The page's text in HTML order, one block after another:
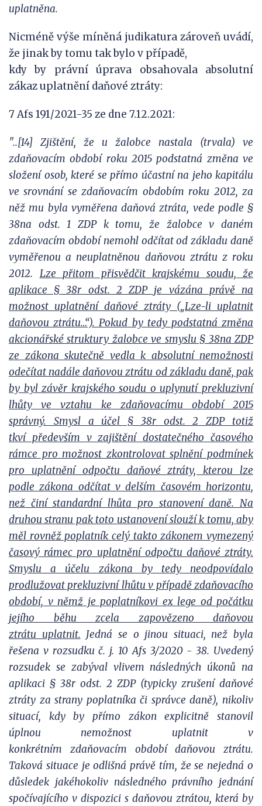
uplatněna.
Nicméně výše míněná judikatura zároveň uvádí,
že jinak by tomu tak bylo v případě,
kdy by právní úprava obsahovala absolutní
zákaz uplatnění daňové ztráty:
7 Afs 191/2021-35 ze dne 7.12.2021:
"..[14] Zjištění, že u žalobce nastala (trvala) ve
zdaňovacím období roku 2015podstatná změna ve
složení osob, které se přímo účastní na jeho kapitálu
ve srovnání se zdaňovacím obdobím roku 2012, za
něž mu byla vyměřena daňová ztráta, vede podle §
38na odst. 1 ZDP k tomu, že žalobce v daném
zdaňovacím období nemohl odčítat od základu daně
vyměřenou a neuplatněnou daňovou ztrátu z roku
2012. Lze přitom přisvědčit krajskému soudu, že
aplikace § 38r odst. 2 ZDP je vázána právě na
možnost uplatnění daňové ztráty („Lze-li uplatnit
daňovou ztrátu…“). Pokud by tedy podstatná změna
akcionářské struktury žalobce ve smyslu § 38na ZDP
ze zákona skutečně vedla k absolutní nemožnosti
odečítat nadále daňovou ztrátu od základu daně, pak
by byl závěr krajského soudu o uplynutí prekluzivní
lhůty ve vztahu ke zdaňovacímu období 2015
správný. Smysl a účel § 38r odst. 2 ZDP totiž
tkví především v zajištění dostatečného časového
rámce pro možnost zkontrolovat splnění podmínek
pro uplatnění odpočtu daňové ztráty, kterou lze
podle zákona odčítat v delším časovém horizontu,
než činí standardní lhůta pro stanovení daně. Na
druhou stranu pak toto ustanovení slouží k tomu, aby
měl rovněž poplatník celý takto zákonem vymezený
časový rámec pro uplatnění odpočtu daňové ztráty.
Smyslu a účelu zákona by tedy neodpovídalo
prodlužovat prekluzivní lhůtu v případě zdaňovacího
období, v němž je poplatníkovi ex lege od počátku
jejího běhu zcela zapovězeno daňovou
ztrátu uplatnit. Jedná se o jinou situaci, než byla
řešena v rozsudku č. j. 10 Afs 3/2020 - 38. Uvedený
rozsudek se zabýval vlivem následných úkonů na
aplikaci § 38r odst. 2 ZDP (typicky zrušení daňové
ztráty za strany poplatníka či správce daně), nikoliv
situací, kdy by přímo zákon explicitně stanovil
úplnou nemožnost uplatnit v
konkrétním zdaňovacím období daňovou ztrátu.
Taková situace je odlišná právě tím, že se nejedná o
důsledek jakéhokoliv následného právního jednání
spočívajícího v dispozici s daňovou ztrátou, která by